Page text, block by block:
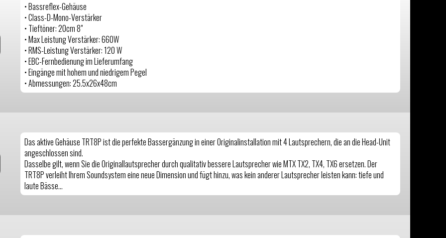
• Bassreflex-Gehäuse
• Class-D-Mono-Verstärker
• Tieftöner: 20cm 8"
• Max Leistung Verstärker: 660W
• RMS-Leistung Verstärker: 120 W
• EBC-Fernbedienung im Lieferumfang
• Eingänge mit hohem und niedrigem Pegel
• Abmessungen: 25.5x26x48cm
Das aktive Gehäuse TRT8P ist die perfekte Bassergänzung in einer Originalinstallation mit 4 Lautsprechern, die an die Head-Unit
angeschlossen sind.
Dasselbe gilt, wenn Sie die Originallautsprecher durch qualitativ bessere Lautsprecher wie MTX TX2, TX4, TX6 ersetzen. Der
TRT8P verleiht Ihrem Soundsystem eine neue Dimension und fügt hinzu, was kein anderer Lautsprecher leisten kann: tiefe und
laute Bässe...